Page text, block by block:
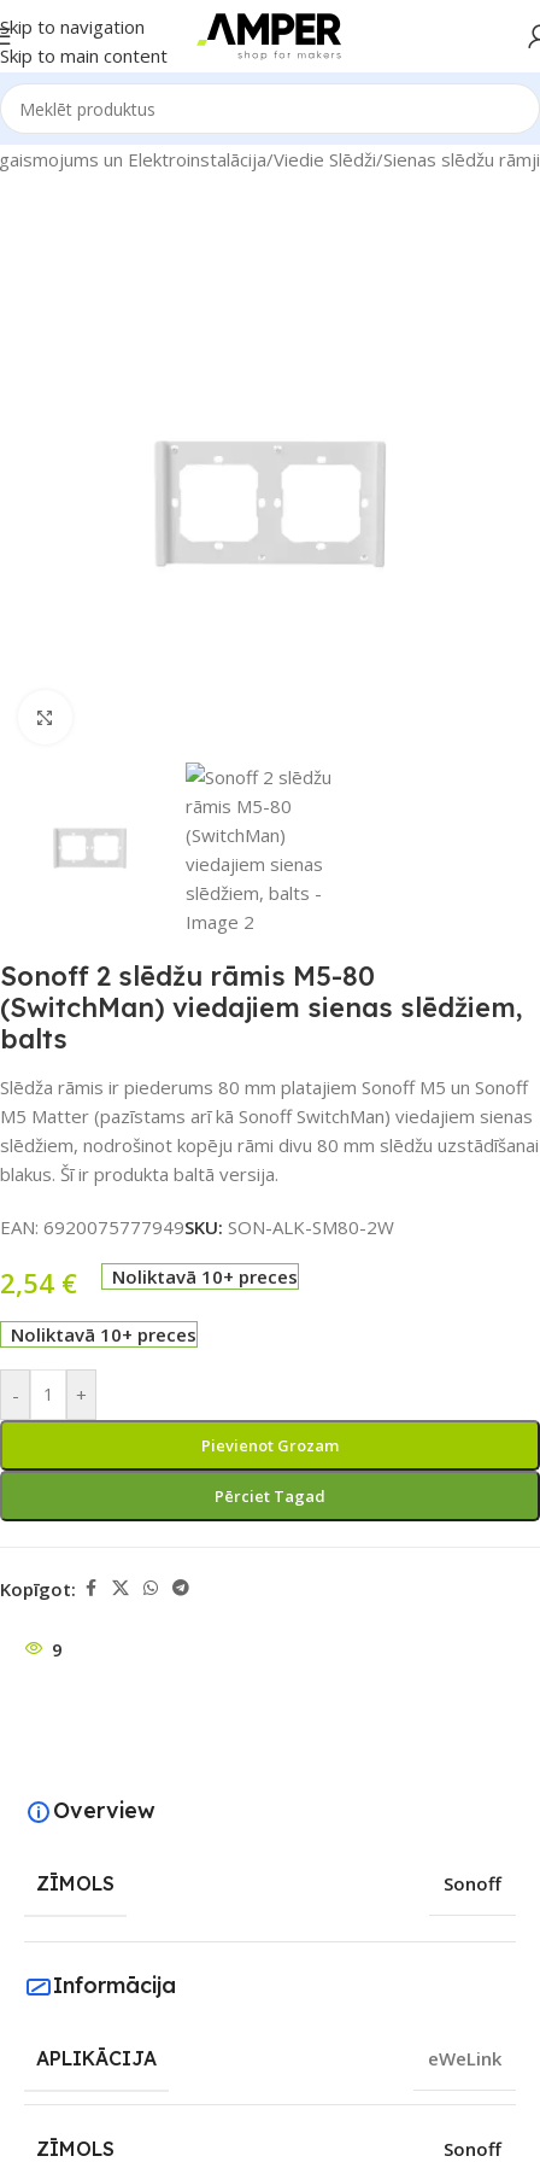
Skip to navigation
Skip to main content
un Elektroinstalācija/Viedie Slēdži/Sienas slēdžu rāmji
Sonoff 2 slēdžu rāmis M5-80
(SwitchMan) viedajiem sienas slēdžiem,
balts
Slēdža rāmis ir piederums 80 mm platajiem Sonoff M5 un Sonoff
M5 Matter (pazīstams arī kā Sonoff SwitchMan) viedajiem sienas
slēdžiem, nodrošinot kopēju rāmi divu 80 mm slēdžu uzstādīšanai
blakus. Šī ir produkta baltā versija.
EAN: 6920075777949SKU: SON-ALK-SM80-2W
2,54 € Noliktavā 10+ preces
Noliktavā 10+ preces
- +
Pievienot Grozam
Pērciet Tagad
Kopīgot:
9
Overview
ZĪMOLS Sonoff
Informācija
APLIKĀCIJA eWeLink
ZĪMOLS Sonoff